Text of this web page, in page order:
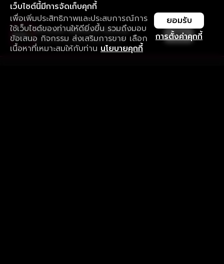
เว็บไซต์นี้มีการจัดเก็บคุกกี้
เพื่อเพิ่มประสิทธิภาพและประสบการณ์การ
ใช้เว็บไซต์ของท่านให้ดียิ่งขึ้น รวมถึงมอบ
ข้อเสนอ กิจกรรม ส่งเสริมการขาย เลือก
เนื้อหาที่เหมาะสมให้กับท่าน นโยบายคุกกี้
การตั้งค่าคุกกี้
ยอมรับ
ใช้งานแอป ลื่นไหลกว่า ไม่มีสะดุด
ดาวน์โหลดแอปเพื่อการรับชมที่ดีกว่า เปิด